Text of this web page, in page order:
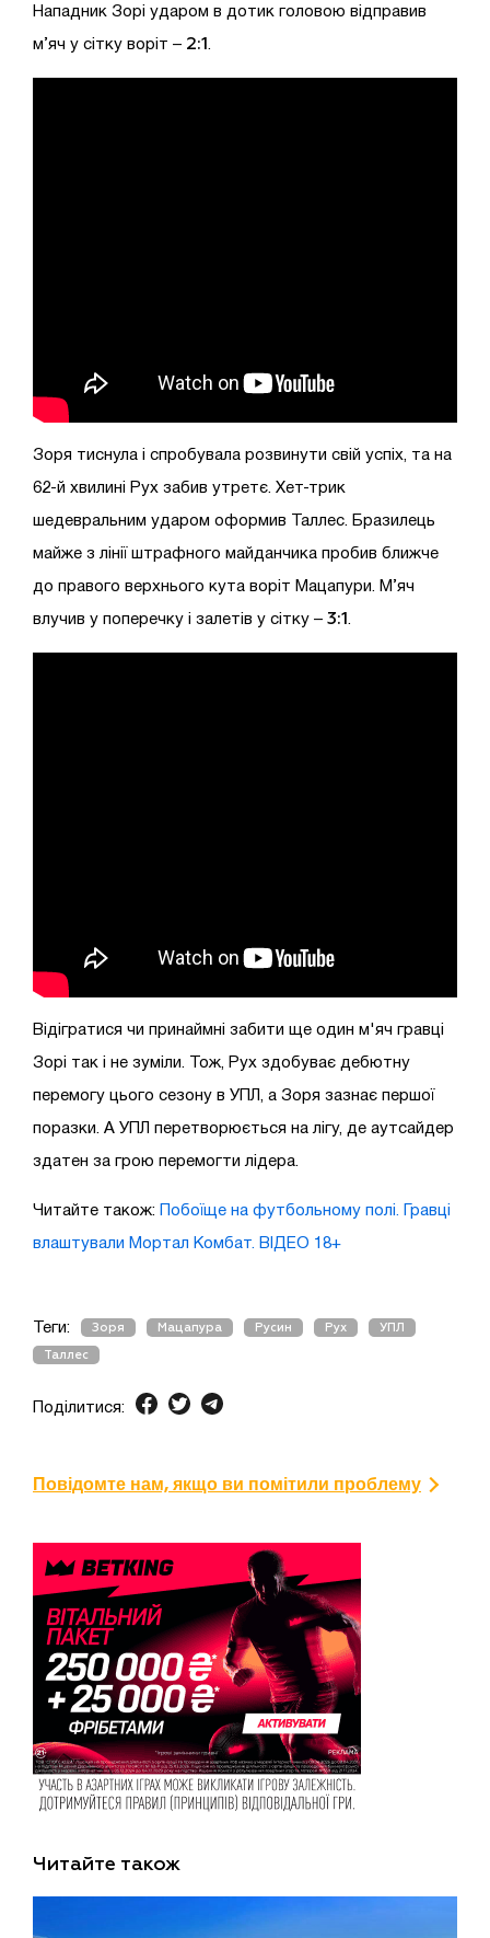
Нападник Зорі ударом в дотик головою відправив
м’яч у сітку воріт – 2:1
Зоря тиснула і спробувала розвинути свій успіх, та на
62-й хвилині Рух забив утретє. Хет-трик
шедевральним ударом оформив Таллес. Бразилець
майже з лінії штрафного майданчика пробив ближче
до правого верхнього кута воріт Мацапури. М’яч
влучив у поперечку і залетів у сітку – 3:1
Відігратися чи принаймні забити ще один м'яч гравці
Зорі так і не зуміли. Тож, Рух здобуває дебютну
перемогу цього сезону в УПЛ, а Зоря зазнає першої
поразки. А УПЛ перетворюється на лігу, де аутсайдер
здатен за грою перемогти лідера.
Читайте також: Побоїще на футбольному полі. Гравці
влаштували Мортал Комбат. ВІДЕО 18+
Теги: Зоря Мацапура Русин Рух УПЛ
Таллес
Поділитися:
Повідомте нам, якщо ви помітили проблему
Читайте також